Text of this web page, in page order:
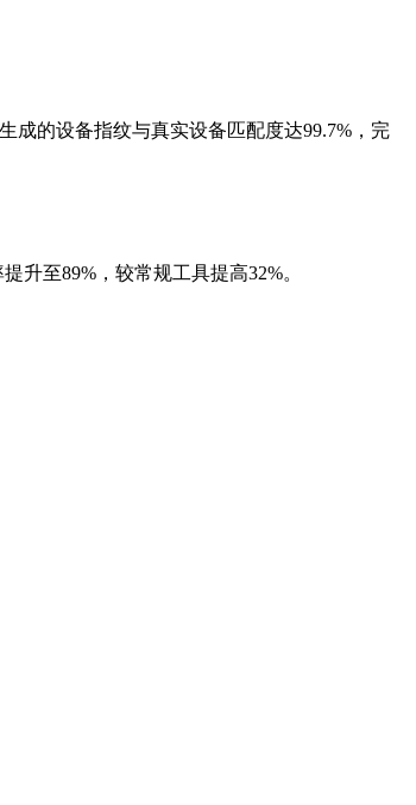
成的设备指纹与真实设备匹配度达99.7%，完
至89%，较常规工具提高32%。